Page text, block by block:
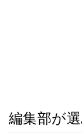
編集部が